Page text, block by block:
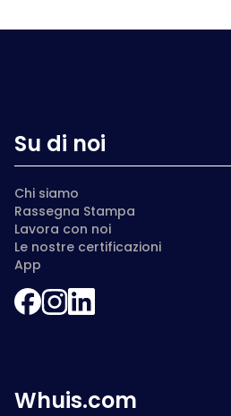
Su di noi
Chi siamo
Rassegna Stampa
Lavora con noi
Le nostre certificazioni
App
Whuis.com